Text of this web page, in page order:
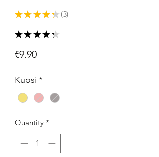
★ ★ ★ ★ ★ 3
3
★ ★ ★ ★ ★
€9.90Price
Kuosi *
Quantity *